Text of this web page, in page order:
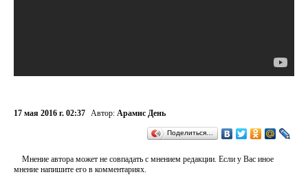
17 мая 2016 г. 02:37 Автор: Арамис День
Поделиться…
Мнение автора может не совпадать с мнением редакции. Если у Вас иное
мнение напишите его в комментариях.